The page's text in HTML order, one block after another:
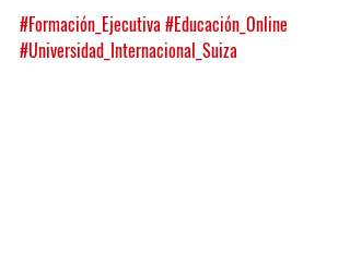
#Formación_Ejecutiva#Educación_Online
#Universidad_Internacional_Suiza